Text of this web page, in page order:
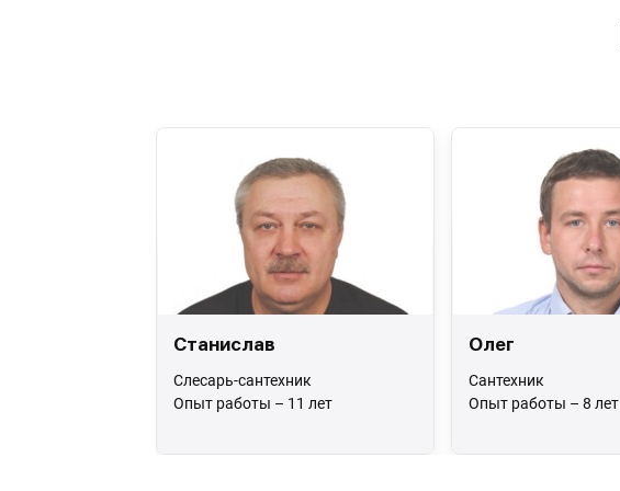
Станислав
Слесарь-сантехник
Опыт работы – 11 лет
Олег
Сантехник
Опыт работы – 8 лет